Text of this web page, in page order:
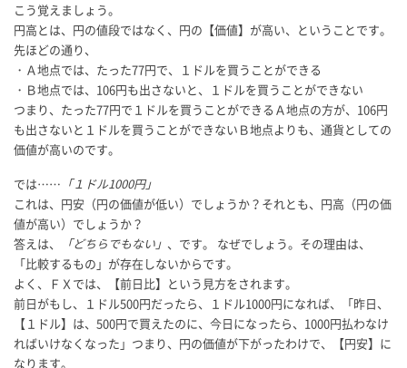
こう覚えましょう。
円高とは、円の値段ではなく、円の【価値】が高い、ということです。
先ほどの通り、
・Ａ地点では、たった77円で、１ドルを買うことができる
・Ｂ地点では、106円も出さないと、１ドルを買うことができない
つまり、たった77円で１ドルを買うことができるＡ地点の方が、106円
も出さないと１ドルを買うことができないＢ地点よりも、通貨としての
価値が高いのです。
では…… 「１ドル1000円」
これは、円安（円の価値が低い）でしょうか？それとも、円高（円の価
値が高い）でしょうか？
答えは、
「どちらでもない」 、です。 なぜでしょう。その理由は、
「比較するもの」が存在しないからです。
よく、ＦＸでは、【前日比】という見方をされます。
前日がもし、１ドル500円だったら、１ドル1000円になれば、「昨日、
【１ドル】は、500円で買えたのに、今日になったら、1000円払わなけ
ればいけなくなった」つまり、円の価値が下がったわけで、【円安】に
なります。